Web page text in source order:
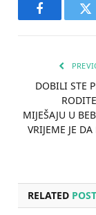
Facebook
DOBILI STE
MIJEŠAJU U
VRIJEME JE DA
RELATED